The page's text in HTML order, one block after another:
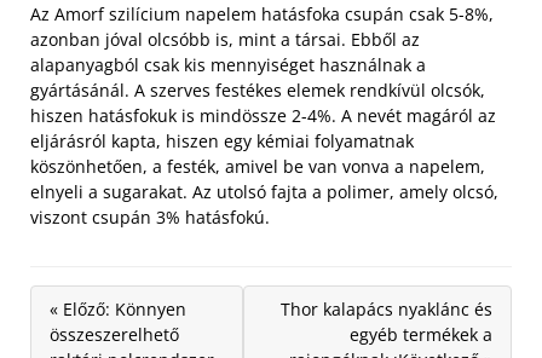
Az Amorf szilícium napelem hatásfoka csupán csak 5-8%,
azonban jóval olcsóbb is, mint a társai. Ebből az
alapanyagból csak kis mennyiséget használnak a
gyártásánál. A szerves festékes elemek rendkívül olcsók,
hiszen hatásfokuk is mindössze 2-4%. A nevét magáról az
eljárásról kapta, hiszen egy kémiai folyamatnak
köszönhetően, a festék, amivel be van vonva a napelem,
elnyeli a sugarakat. Az utolsó fajta a polimer, amely olcsó,
viszont csupán 3% hatásfokú.
« Előző: Könnyen
összeszerelhető
Thor kalapács nyaklánc és
egyéb termékek a